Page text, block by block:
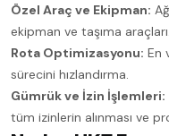
Özel Araç ve Ekipman:
ekipman ve taşıma araçları.
Rota Optimizasyonu: En
sürecini hızlandırma.
Gümrük ve İzin İşlemleri:
tüm izinlerin alınması ve